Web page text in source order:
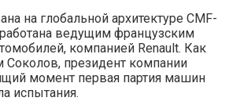
на глобальной архитектуре CMF-
ведущим французским
компанией Renault. Как
президент компании
момент первая партия машин
испытания.